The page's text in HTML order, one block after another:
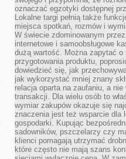
oznaczać egzotyki dostępnej
Lokalne targi pełnią także
miejsca spotkań, rozmów i
W świecie zdominowanym
internetowe i samoobsługowe
dużą wartość. Można zapytać o
przygotowania produktu,
dowiedzieć się, jak
jak wykorzystać mniej znany
relacja oparta na zaufaniu, a nie
transakcji. Dla wielu osób to
wymiar zakupów okazuje się
znaczenia jest też wsparcie dla
gospodarki. Kupując
sadowników, pszczelarzy czy
klienci pomagają utrzymać
które często nie mają szans